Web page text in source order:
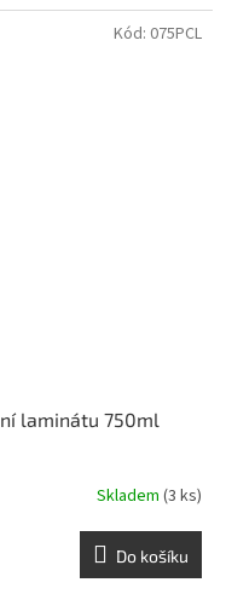
laminátu 750ml
Skladem (3 ks)
Do košíku
Kód: 075PCL